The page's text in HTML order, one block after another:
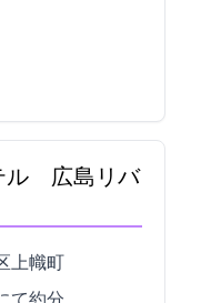
ル 広島リバ
町7-14